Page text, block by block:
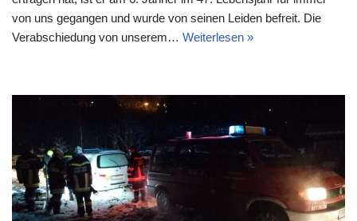
von uns gegangen und wurde von seinen Leiden befreit. Die
Verabschiedung von unserem… Weiterlesen »